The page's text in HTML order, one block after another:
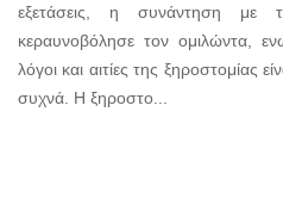
εξετάσεις, η συνάντηση
κεραυνοβόλησε τον ομιλώντα,
λόγοι και αιτίες της ξηροστομίας
συχνά. Η ξηροστο...